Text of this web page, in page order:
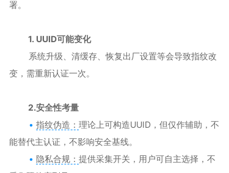
署。
1. UUID可能变化
系统升级、清缓存、恢复出厂设置等会导致指纹改
变，需重新认证一次。
2.安全性考量
• 指纹伪造： 理论上可构造UUID，但仅作辅助，不
能替代主认证，不影响安全基线。
• 隐私合规： 提供采集开关，用户可自主选择，不